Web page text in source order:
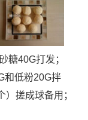
糖40G打发；
和低粉20G拌
搓成球备用；